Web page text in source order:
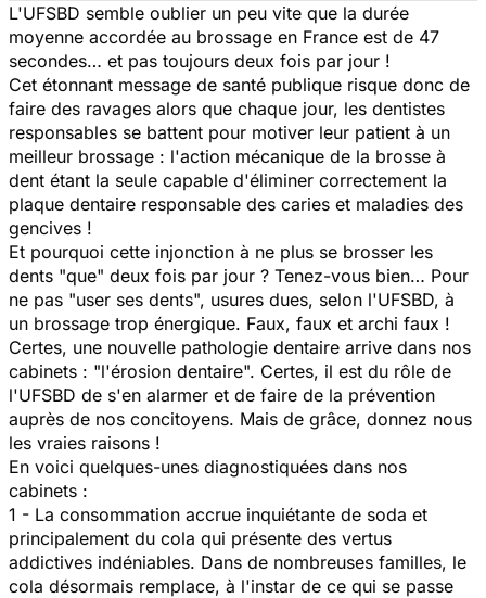
L'UFSBD semble oublier un peu vite que la durée
moyenne accordée au brossage en France est de 47
secondes… et pas toujours deux fois par jour !
Cet étonnant message de santé publique risque donc de
faire des ravages alors que chaque jour, les dentistes
responsables se battent pour motiver leur patient à un
meilleur brossage : l'action mécanique de la brosse à
dent étant la seule capable d'éliminer correctement la
plaque dentaire responsable des caries et maladies des
gencives !
Et pourquoi cette injonction à ne plus se brosser les
dents "que" deux fois par jour ? Tenez-vous bien… Pour
ne pas "user ses dents", usures dues, selon l'UFSBD, à
un brossage trop énergique. Faux, faux et archi faux !
Certes, une nouvelle pathologie dentaire arrive dans nos
cabinets : "l'érosion dentaire". Certes, il est du rôle de
l'UFSBD de s'en alarmer et de faire de la prévention
auprès de nos concitoyens. Mais de grâce, donnez nous
les vraies raisons !
En voici quelques-unes diagnostiquées dans nos
cabinets :
1 - La consommation accrue inquiétante de soda et
principalement du cola qui présente des vertus
addictives indéniables. Dans de nombreuses familles, le
cola désormais remplace, à l'instar de ce qui se passe